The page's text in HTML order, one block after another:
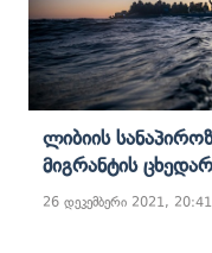
Ლიბიის
Მიგრანტის
26 დეკემბერი 2021, 20:41